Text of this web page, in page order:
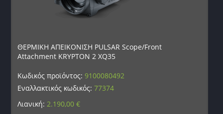
ΘΕΡΜΙΚΗ ΑΠΕΙΚΟΝΙΣΗ PULSAR Scope/Front
Attachment KRYPTON 2 XQ35
Κωδικός προϊόντος:9100080492
Εναλλακτικός κωδικός:77374
Λιανική:2.190,00€